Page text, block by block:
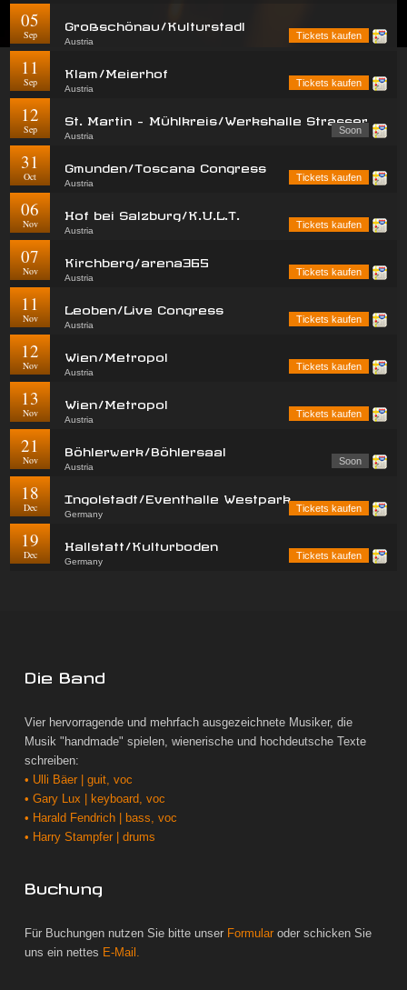
05
Sep
Großschönau/Kulturstadl
Austria
Tickets kaufen
11
Sep
Klam/Meierhof
Austria
Tickets kaufen
12
Sep
St. Martin - Mühlkreis/Werkshalle Strasser
Austria
Soon
31
Oct
Gmunden/Toscana Congress
Austria
Tickets kaufen
06
Nov
Hof bei Salzburg/K.U.L.T.
Austria
Tickets kaufen
07
Nov
Kirchberg/arena365
Austria
Tickets kaufen
11
Nov
Leoben/Live Congress
Austria
Tickets kaufen
12
Nov
Wien/Metropol
Austria
Tickets kaufen
13
Nov
Wien/Metropol
Austria
Tickets kaufen
21
Nov
Böhlerwerk/Böhlersaal
Austria
Soon
18
Dec
Ingolstadt/Eventhalle Westpark
Germany
Tickets kaufen
19
Dec
Hallstatt/Kulturboden
Germany
Tickets kaufen
Die Band
Vier hervorragende und mehrfach ausgezeichnete Musiker, die
Musik "handmade" spielen, wienerische und hochdeutsche Texte
schreiben:
• Ulli Bäer | guit, voc
• Gary Lux | keyboard, voc
• Harald Fendrich | bass, voc
• Harry Stampfer | drums
Buchung
Für Buchungen nutzen Sie bitte unser Formular oder schicken Sie
uns ein nettes E-Mail.